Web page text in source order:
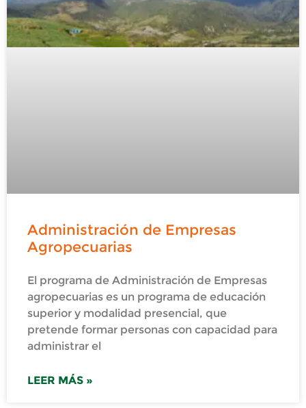
Administración de Empresas
Agropecuarias
El programa de Administración de Empresas
agropecuarias es un programa de educación
superior y modalidad presencial, que
pretende formar personas con capacidad para
administrar el
LEER MÁS »